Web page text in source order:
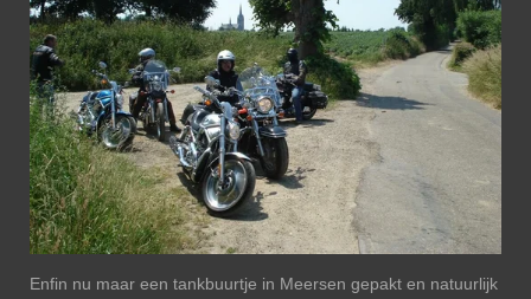
Enfin nu maar een tankbuurtje in Meersen gepakt en natuurlijk